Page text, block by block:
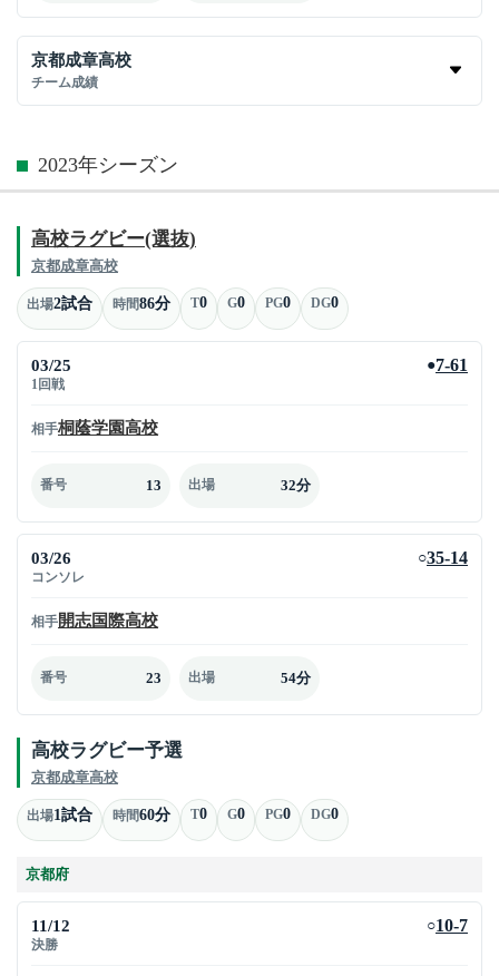
京都成章高校
チーム成績
2023年シーズン
高校ラグビー(選抜)
京都成章高校
出場2試合 時間86分 T0 G0 PG0 DG0
03/25
1回戦
●7-61
相手桐蔭学園高校
番号 13 出場 32分
03/26
コンソレ
○35-14
相手開志国際高校
番号 23 出場 54分
高校ラグビー予選
京都成章高校
出場1試合 時間60分 T0 G0 PG0 DG0
京都府
11/12
決勝
○10-7